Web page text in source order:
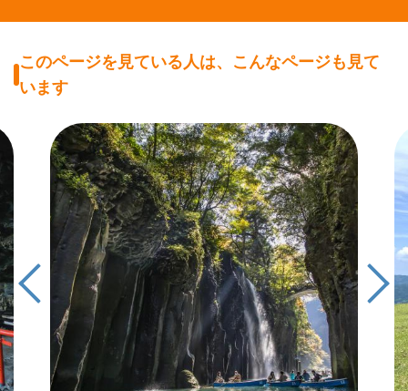
このページを見ている人は、こんなページも見て
います